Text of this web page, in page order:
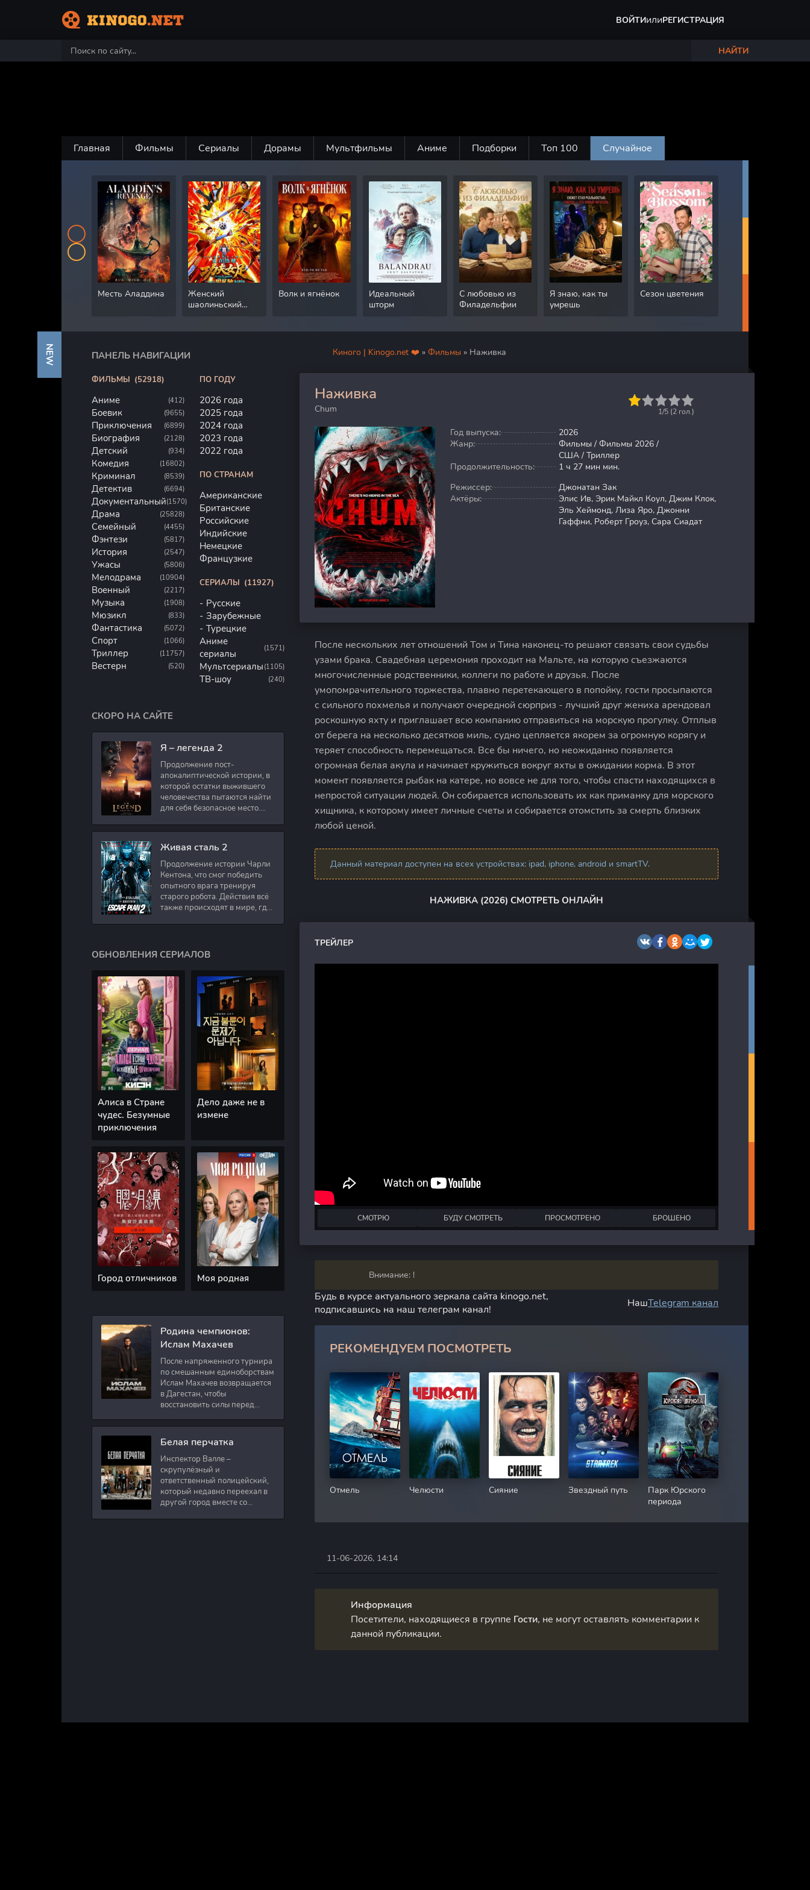
ВОЙТИилиРЕГИСТРАЦИЯ
НАЙТИ
Главная Фильмы Сериалы Дорамы Мультфильмы Аниме Подборки Топ 100 Случайное
Месть Аладдина
Женский
шаолиньский
Волк и ягнёнок
Идеальный
шторм
С любовью из
Филадельфии
Я знаю, как ты
умрешь
Сезон цветения
Киного | Kinogo.net ❤️ » Фильмы » Наживка
Наживка
Chum 1/5 (2 гол.)
Год выпуска:
2026
Жанр:
Фильмы / Фильмы 2026 /
США / Триллер
Продолжительность:
1 ч 27 мин мин.
Режиссер:
Джонатан Зак
Актёры:
Элис Ив, Эрик Майкл Коул, Джим Клок,
Эль Хеймонд, Лиза Яро, Джонни
Гаффни, Роберт Гроуз, Сара Сиадат
После нескольких лет отношений Том и Тина наконец-то решают связать свои судьбы
узами брака. Свадебная церемония проходит на Мальте, на которую съезжаются
многочисленные родственники, коллеги по работе и друзья. После
умопомрачительного торжества, плавно перетекающего в попойку, гости просыпаются
с сильного похмелья и получают очередной сюрприз - лучший друг жениха арендовал
роскошную яхту и приглашает всю компанию отправиться на морскую прогулку. Отплыв
от берега на несколько десятков миль, судно цепляется якорем за огромную корягу и
теряет способность перемещаться. Все бы ничего, но неожиданно появляется
огромная белая акула и начинает кружиться вокруг яхты в ожидании корма. В этот
момент появляется рыбак на катере, но вовсе не для того, чтобы спасти находящихся в
непростой ситуации людей. Он собирается использовать их как приманку для морского
хищника, к которому имеет личные счеты и собирается отомстить за смерть близких
любой ценой.
Данный материал доступен на всех устройствах: ipad, iphone, android и smartTV.
НАЖИВКА (2026) СМОТРЕТЬ ОНЛАЙН
ТРЕЙЛЕР
СМОТРЮ БУДУ СМОТРЕТЬ ПРОСМОТРЕНО БРОШЕНО
Внимание: !
Будь в курсе актуального зеркала сайта kinogo.net,
подписавшись на наш телеграм канал!
НашTelegram канал
РЕКОМЕНДУЕМ ПОСМОТРЕТЬ
Отмель Челюсти Сияние Звездный путь
Парк Юрского
периода
11-06-2026, 14:14
Информация
Посетители, находящиеся в группе Гости, не могут оставлять комментарии к
данной публикации.
ПАНЕЛЬ НАВИГАЦИИ
NEW
ФИЛЬМЫ (52918)
Аниме (412)
Боевик (9655)
Приключения (6899)
Биография (2128)
Детский (934)
Комедия (16802)
Криминал (8539)
Детектив (6694)
Документальный(1570)
Драма (25828)
Семейный (4455)
Фэнтези (5817)
История (2547)
Ужасы (5806)
Мелодрама (10904)
Военный (2217)
Музыка (1908)
Мюзикл (833)
Фантастика (5072)
Спорт (1066)
Триллер (11757)
Вестерн (520)
ПО ГОДУ
2026 года
2025 года
2024 года
2023 года
2022 года
ПО СТРАНАМ
Американские
Британские
Российские
Индийские
Немецкие
Французкие
СЕРИАЛЫ (11927)
Русские
Зарубежные
Турецкие
Аниме
сериалы
(1571)
Мультсериалы (1105)
ТВ-шоу (240)
СКОРО НА САЙТЕ
Я – легенда 2
Продолжение пост-
апокалиптической истории, в
которой остатки выжившего
человечества пытаются найти
для себя безопасное место.
работал в медицинском
Живая сталь 2
Продолжение истории Чарли
Кентона, что смог победить
опытного врага тренируя
старого робота. Действия всё
также происходят в мире, где
ОБНОВЛЕНИЯ СЕРИАЛОВ
Алиса в Стране
чудес. Безумные
приключения
Дело даже не в
измене
Город отличников Моя родная
Родина чемпионов:
Ислам Махачев
После напряженного турнира
по смешанным единоборствам
Ислам Махачев возвращается
в Дагестан, чтобы
восстановить силы перед
Вместе с ним приезжают
оператор и интервьюер,
Белая перчатка
Инспектор Валле –
скрупулёзный и
ответственный полицейский,
который недавно переехал в
другой город вместе со